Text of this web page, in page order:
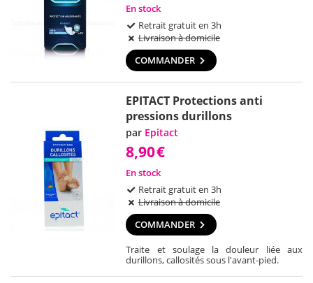
En stock
Retrait gratuit en 3h
Livraison à domicile
COMMANDER
EPITACT Protections anti
pressions durillons
par Epitact
8,90€
En stock
Retrait gratuit en 3h
Livraison à domicile
COMMANDER
Traite et soulage la douleur liée aux
durillons, callosités sous l'avant-pied.